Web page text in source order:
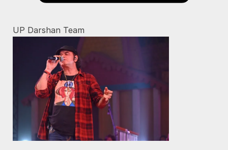
UP Darshan Team